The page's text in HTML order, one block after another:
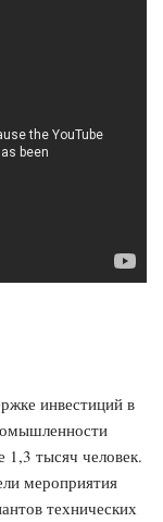
инвестиций в
1,3 тысяч человек.
мероприятия
технических